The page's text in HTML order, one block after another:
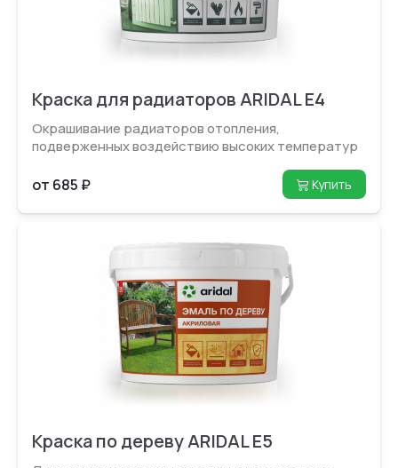
Краска для радиаторов ARIDAL E4
Окрашивание радиаторов отопления,
подверженных воздействию высоких температур
от 685 ₽ Купить
Краска по дереву ARIDAL E5